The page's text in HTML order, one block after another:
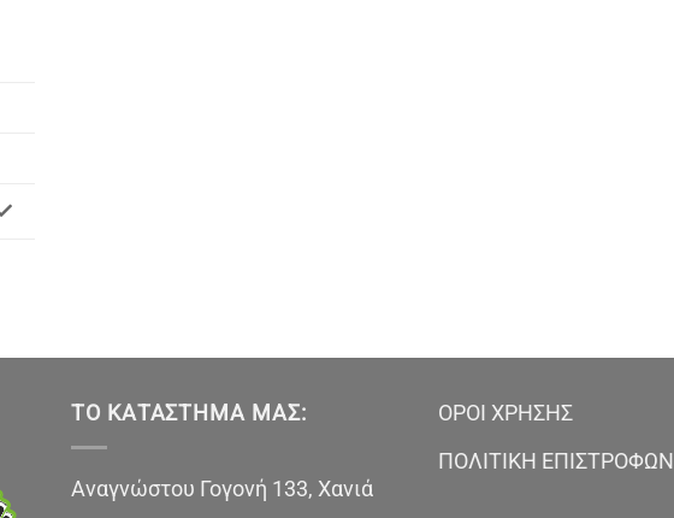
ΤΟ ΚΑΤΆΣΤΗΜΑ ΜΑΣ:
Αναγνώστου Γογονή 133, Χανιά
ΟΡΟΙ ΧΡΗΣΗΣ
ΠΟΛΙΤΙΚΗ ΕΠΙΣΤΡΟΦΩΝ